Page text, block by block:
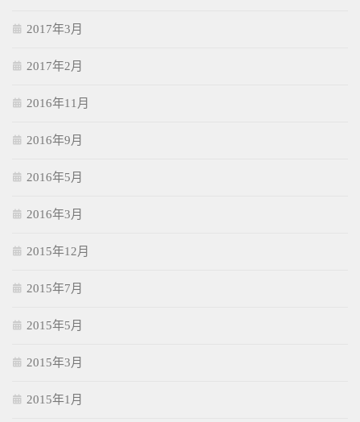
2017年3月
2017年2月
2016年11月
2016年9月
2016年5月
2016年3月
2015年12月
2015年7月
2015年5月
2015年3月
2015年1月